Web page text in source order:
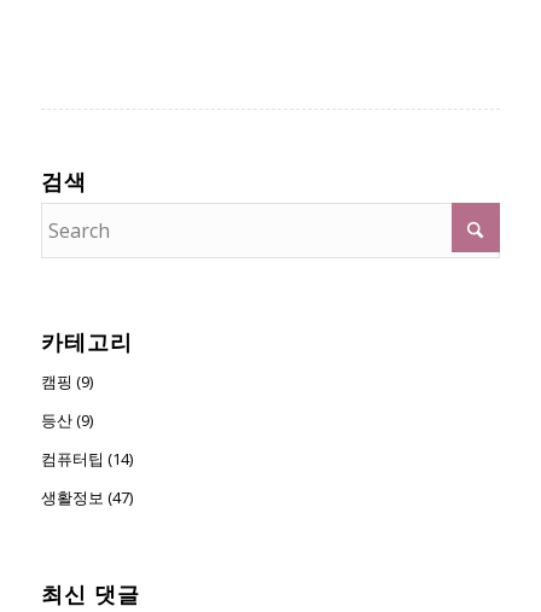
검색
카테고리
캠핑 (9)
등산 (9)
컴퓨터팁 (14)
생활정보 (47)
최신 댓글